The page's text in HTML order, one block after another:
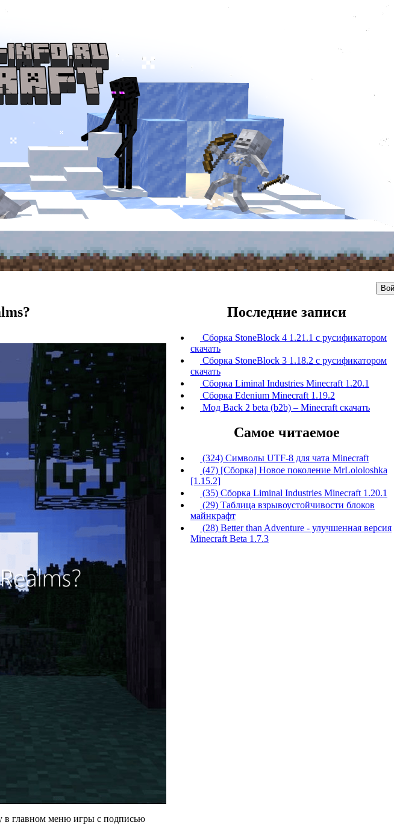
в главном меню игры с подписью
Последние записи
Сборка StoneBlock 4 1.21.1 с русификатором
скачать
Сборка StoneBlock 3 1.18.2 с русификатором
скачать
Сборка Liminal Industries Minecraft 1.20.1
Сборка Edenium Minecraft 1.19.2
Мод Back 2 beta (b2b) – Minecraft скачать
Самое читаемое
(324) Символы UTF-8 для чата Minecraft
(47) [Сборка] Новое поколение MrLololoshka
[1.15.2]
(35) Сборка Liminal Industries Minecraft 1.20.1
(29) Таблица взрывоустойчивости блоков
майнкрафт
(28) Better than Adventure - улучшенная версия
Minecraft Beta 1.7.3